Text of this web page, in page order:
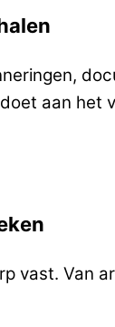
aan het
vast. Van